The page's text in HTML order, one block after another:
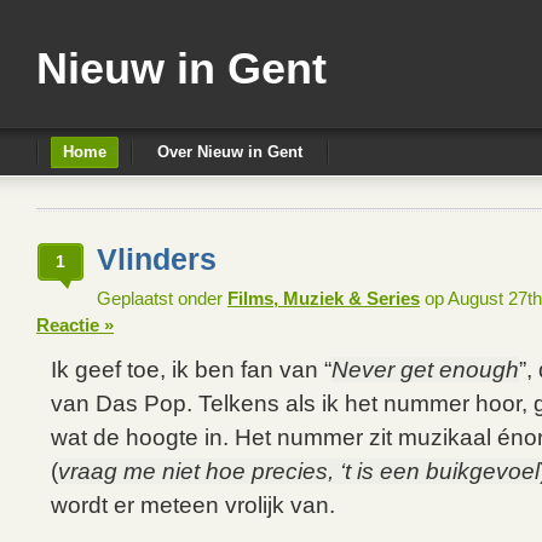
Nieuw in Gent
Home Over Nieuw in Gent
1 Vlinders
Geplaatst onder Films, Muziek & Series op August
Reactie »
Ik geef toe, ik ben fan van “Never get enough
van Das Pop. Telkens als ik het nummer hoor,
wat de hoogte in. Het nummer zit muzikaal
(vraag me niet hoe precies, ‘t is een buikgevoel
wordt er meteen vrolijk van.